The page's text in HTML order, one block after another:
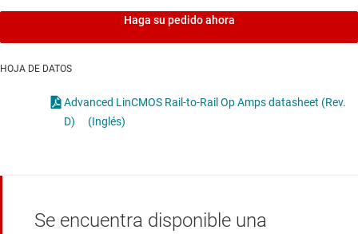
Haga su pedido ahora
HOJA DE DATOS
Advanced LinCMOS Rail-to-Rail Op Amps datasheet (Rev.
D)
(Inglés)
Se encuentra disponible una